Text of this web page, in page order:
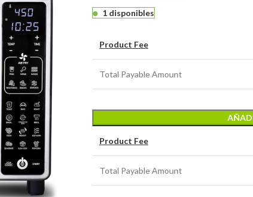
1 disponibles
Product Fee
Total Payable Amount
Product Fee
Total Payable Amount